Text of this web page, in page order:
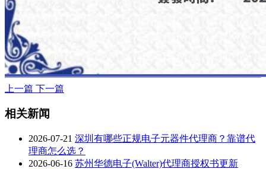
上一篇 下一篇
相关新闻
2026-07-21 深圳有哪些正规电子元器件代理商？靠谱代
理商怎么选？
2026-06-16 苏州华德电子(Walter)代理商授权书更新